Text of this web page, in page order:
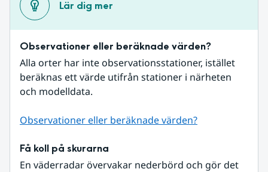
Lär dig mer
Observationer eller beräknade värden?
Alla orter har inte observationsstationer, istället
beräknas ett värde utifrån stationer i närheten
och modelldata.
Observationer eller beräknade värden?
Få koll på skurarna
En väderradar övervakar nederbörd och gör det